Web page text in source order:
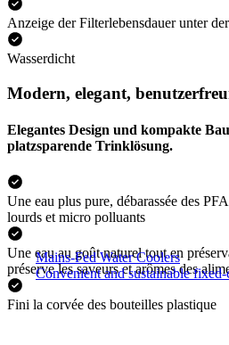
Mains-Fed Water Coolers​
Convenient and sustainable
Anzeige der Filterlebensdauer unter
Wasserdicht
Modern, elegant,
Elegantes Design und kompakte
platzsparende Trinklösung.
Une eau plus pure, débarassée des
lourds et micro polluants
Une eau au goût naturel tout en
préserve les saveurs et arômes des
Fini la corvée des bouteilles plastique